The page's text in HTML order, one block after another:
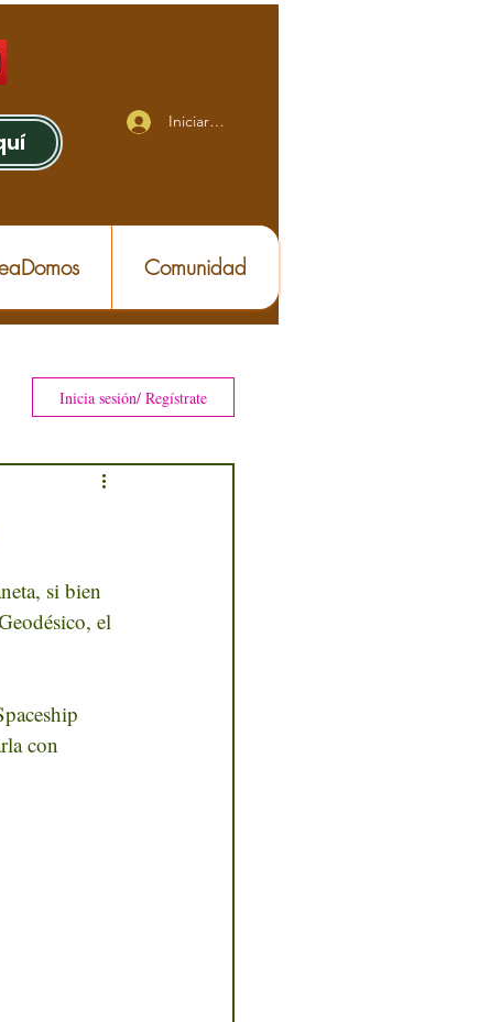
Iniciar sesión
Comunidad
Inicia sesión/ Regístrate
si bien
el
con